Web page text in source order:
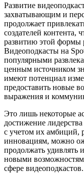
Развитие
захватывающим и
продолжает
создателей контента,
развитию этой формы
Видеоподкасты на
популярными
ценным источником
имеют потенциал
предоставить новые
выражения и
Это лишь некоторые
достижение
с учетом их амбиций,
инновациям, можно
продолжать удивлять
новыми
сфере видеоподкастов.